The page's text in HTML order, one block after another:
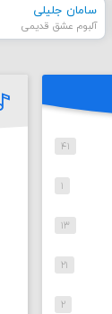
سامان جلیلی
آلبوم عشق قدیمی
۴۱
۱
۱۳
۲۱
۲